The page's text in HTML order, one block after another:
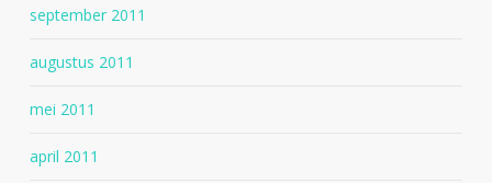
september 2011
augustus 2011
mei 2011
april 2011